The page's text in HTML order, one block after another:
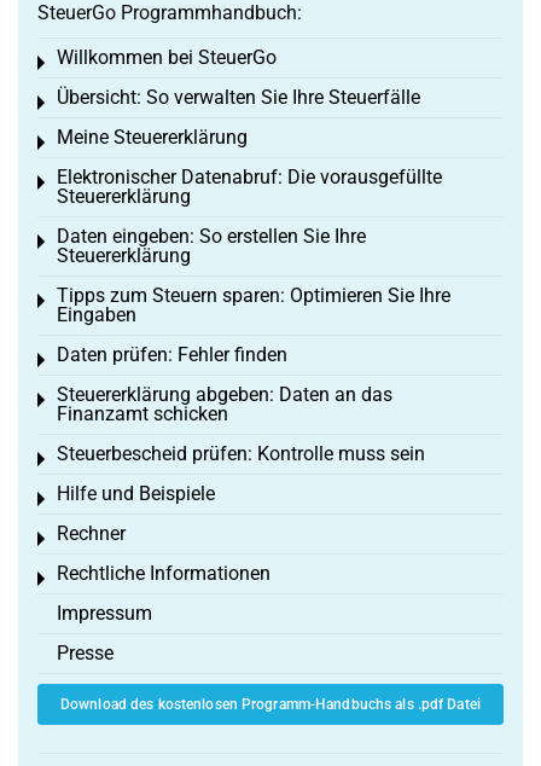
SteuerGo Programmhandbuch:
Willkommen bei SteuerGo
Toggle menu
Übersicht: So verwalten Sie Ihre Steuerfälle
Toggle menu
Meine Steuererklärung
Toggle menu
Elektronischer Datenabruf: Die vorausgefüllte
Steuererklärung
Toggle menu
Daten eingeben: So erstellen Sie Ihre
Steuererklärung
Toggle menu
Tipps zum Steuern sparen: Optimieren Sie Ihre
Eingaben
Toggle menu
Daten prüfen: Fehler finden
Toggle menu
Steuererklärung abgeben: Daten an das
Finanzamt schicken
Toggle menu
Steuerbescheid prüfen: Kontrolle muss sein
Toggle menu
Hilfe und Beispiele
Toggle menu
Rechner
Toggle menu
Rechtliche Informationen
Toggle menu
Impressum
Presse
Download des kostenlosen Programm-Handbuchs als .pdf Datei